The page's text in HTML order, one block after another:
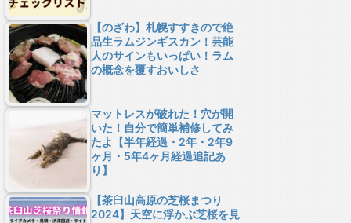
【のざわ】札幌すすきので絶
品生ラムジンギスカン！芸能
人のサインもいっぱい！ラム
の概念を覆すおいしさ
マットレスが破れた！穴が開
いた！自分で簡単補修してみ
たよ【半年経過・2年・2年9
ヶ月・5年4ヶ月経過追記あ
り】
【茶臼山高原の芝桜まつり
2024】天空に浮かぶ芝桜を見